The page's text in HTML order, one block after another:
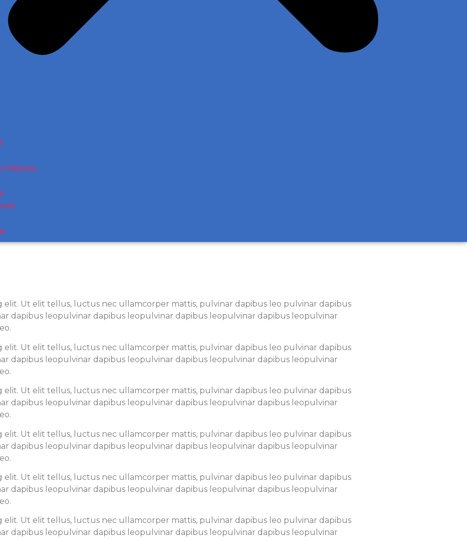
Valores
elit. Ut elit tellus, luctus nec ullamcorper mattis, pulvinar dapibus leo pulvinar dapibus
dapibus leopulvinar dapibus leopulvinar dapibus leopulvinar dapibus leopulvinar
elit. Ut elit tellus, luctus nec ullamcorper mattis, pulvinar dapibus leo pulvinar dapibus
dapibus leopulvinar dapibus leopulvinar dapibus leopulvinar dapibus leopulvinar
elit. Ut elit tellus, luctus nec ullamcorper mattis, pulvinar dapibus leo pulvinar dapibus
dapibus leopulvinar dapibus leopulvinar dapibus leopulvinar dapibus leopulvinar
elit. Ut elit tellus, luctus nec ullamcorper mattis, pulvinar dapibus leo pulvinar dapibus
dapibus leopulvinar dapibus leopulvinar dapibus leopulvinar dapibus leopulvinar
elit. Ut elit tellus, luctus nec ullamcorper mattis, pulvinar dapibus leo pulvinar dapibus
dapibus leopulvinar dapibus leopulvinar dapibus leopulvinar dapibus leopulvinar
elit. Ut elit tellus, luctus nec ullamcorper mattis, pulvinar dapibus leo pulvinar dapibus
dapibus leopulvinar dapibus leopulvinar dapibus leopulvinar dapibus leopulvinar